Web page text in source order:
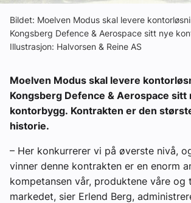
Nyheter
Aktuelle prosjekter
Bildet: Moelven Modus skal levere
Kongsberg Defence & Aerospace sitt nye
Illustrasjon: Halvorsen & Reine AS
Moelven Modus skal levere
Kongsberg Defence & Aerospace sitt
kontorbygg. Kontrakten er den
historie.
– Her konkurrerer vi på øverste nivå,
vinner denne kontrakten er en enorm
kompetansen vår, produktene våre og
markedet, sier Erlend Berg,